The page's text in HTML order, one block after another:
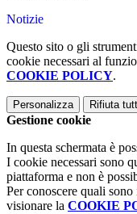
Notizie
Questo sito o gli
cookie necessari al
COOKIE POLICY.
Personalizza Rifiuta
Gestione cookie
In questa schermata è
I cookie necessari sono
piattaforma e non è
Per conoscere quali
visionare la COOKIE